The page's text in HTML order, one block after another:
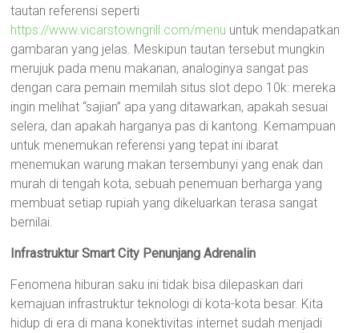
tautan referensi seperti
https://www.vicarstowngrill.com/menu untuk mendapatkan
gambaran yang jelas. Meskipun tautan tersebut mungkin
merujuk pada menu makanan, analoginya sangat pas
dengan cara pemain memilah situs slot depo 10k: mereka
ingin melihat “sajian” apa yang ditawarkan, apakah sesuai
selera, dan apakah harganya pas di kantong. Kemampuan
untuk menemukan referensi yang tepat ini ibarat
menemukan warung makan tersembunyi yang enak dan
murah di tengah kota, sebuah penemuan berharga yang
membuat setiap rupiah yang dikeluarkan terasa sangat
bernilai.
Infrastruktur Smart City Penunjang Adrenalin
Fenomena hiburan saku ini tidak bisa dilepaskan dari
kemajuan infrastruktur teknologi di kota-kota besar. Kita
hidup di era di mana konektivitas internet sudah menjadi